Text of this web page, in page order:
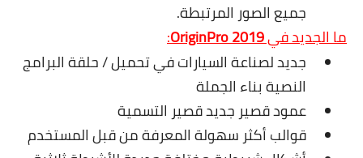
جميع الصور المرتبطة.
ما الجديد فيOriginPro 2019
:
جديد لصناعة السيارات في تحميل / حلقة البرامج
النصية بناء الجملة
عمود قصير جديد قصير التسمية
قوالب أكثر سهولة المعرفة من قبل المستخدم